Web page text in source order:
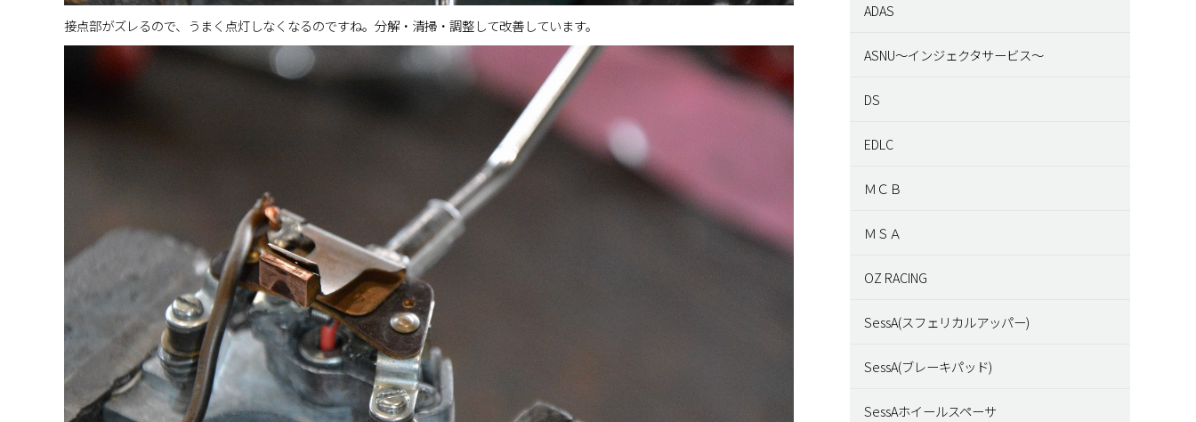
接点部がズレるので、うまく点灯しなくなるのですね。分解・清掃・調整して改善しています。
ADAS
ASNU～インジェクタサービス～
DS
EDLC
ＭＣＢ
ＭＳＡ
OZ RACING
SessA(スフェリカルアッパー)
SessA(ブレーキパッド)
SessAホイールスペーサ